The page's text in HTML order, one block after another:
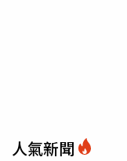
人氣新聞